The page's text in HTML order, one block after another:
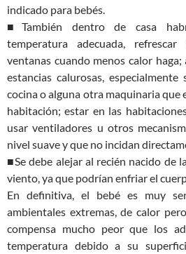
indicado para bebés.
■También dentro de casa
temperatura adecuada,
ventanas cuando menos calor
estancias calurosas,
cocina o alguna otra maquinaria que
habitación; estar en las
usar ventiladores u otros
nivel suave y que no incidan
■Se debe alejar al recién nacido de
viento, ya que podrían enfriar el
En definitiva, el bebé es muy
ambientales extremas, de calor
compensa mucho peor que los
temperatura debido a su